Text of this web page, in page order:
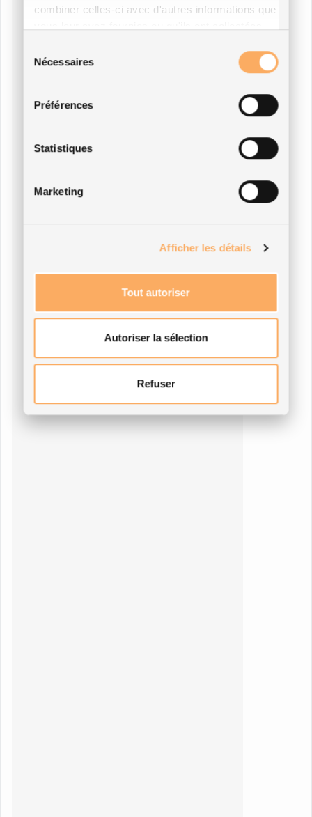
combiner celles-ci avec d'autres informations que
Nécessaires
Préférences
Statistiques
Marketing
Afficher les détails
Tout autoriser
Autoriser la sélection
Refuser